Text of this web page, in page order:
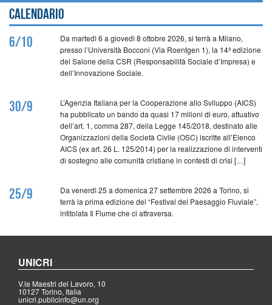
Calendario
6/10
Da martedì 6 a giovedì 8 ottobre 2026, si terrà a Milano,
presso l’Università Bocconi (Via Roentgen 1), la 14ª edizione
del Salone della CSR (Responsabilità Sociale d’Impresa) e
dell’Innovazione Sociale.
30/9
L’Agenzia Italiana per la Cooperazione allo Sviluppo (AICS)
ha pubblicato un bando da quasi 17 milioni di euro, attuativo
dell’art. 1, comma 287, della Legge 145/2018, destinato alle
Organizzazioni della Società Civile (OSC) iscritte all’Elenco
AICS (ex art. 26 L. 125/2014) per la realizzazione di interventi
di sostegno alle comunità cristiane in contesti di crisi […]
25/9
Da venerdì 25 a domenica 27 settembre 2026 a Torino, si
terrà la prima edizione del “Festival del Paesaggio Fluviale”,
intitolata Il Fiume che ci attraversa.
UNICRI
V.le Maestri del Lavoro, 10
10127 Torino, Italia
unicri.publicinfo@un.org